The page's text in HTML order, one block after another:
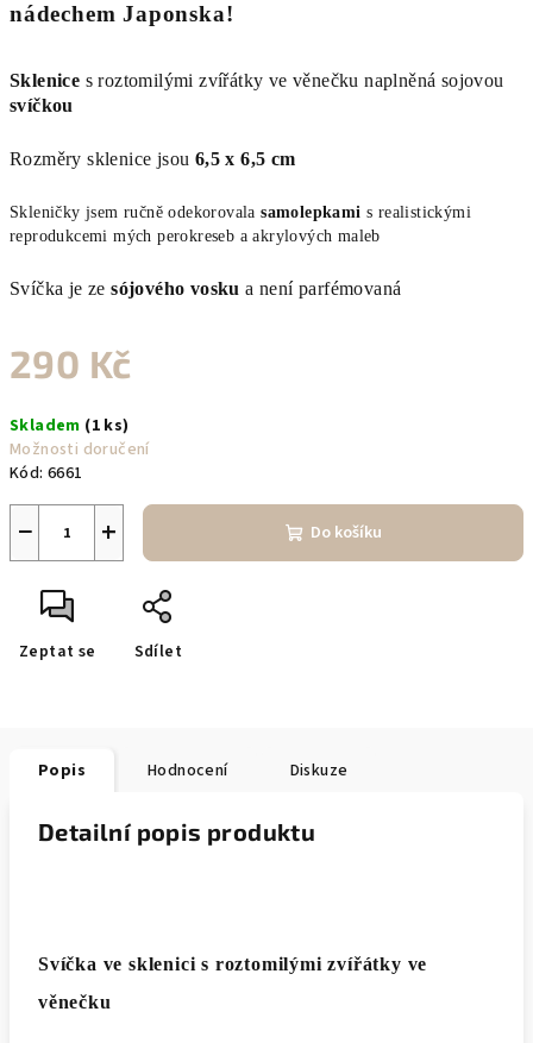
nádechem Japonska!
Sklenice s roztomilými zvířátky ve věnečku naplněná sojovou
svíčkou
Rozměry sklenice jsou 6,5 x 6,5 cm
Skleničky jsem ručně odekorovalasamolepkami s realistickými
reprodukcemi mých perokreseb a akrylových maleb
Svíčka je zesójového vosku a není parfémovaná
290 Kč
cena:
Skladem (1 ks)
Možnosti doručení
Kód: 6661
+
− Do košíku
Zeptat se Sdílet
Popis Hodnocení Diskuze
Detailní popis produktu
Svíčka ve sklenici s roztomilými zvířátky ve
věnečku